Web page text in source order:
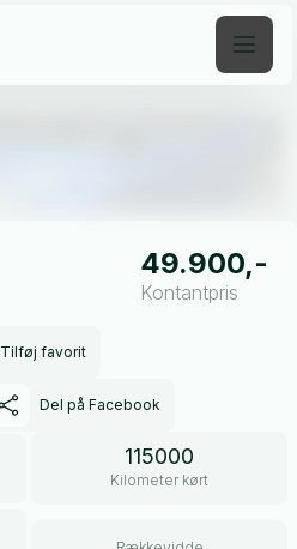
49.900,-
Kontantpris
Tilføj favorit
Del på Facebook
115000
Kilometer kørt